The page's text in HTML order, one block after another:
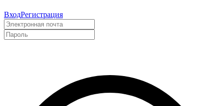
ВходРегистрация